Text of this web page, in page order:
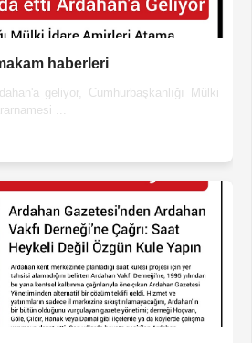
haberleri
geliyor, Cumhurbaşkanlığı Mülki
...